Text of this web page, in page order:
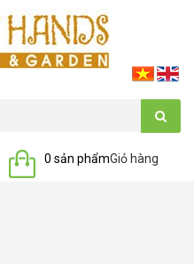
Giỏ hàng
0 sản phẩm